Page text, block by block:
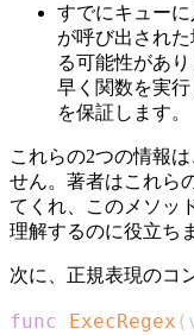
すでにキュー
が呼び出され
る可能性があ
早く関数を実
を保証します。
これらの2つの情報
せん。著者はこれら
てくれ、このメソッ
理解するのに役立ち
次に、正規表現のコ
func ExecRegex (